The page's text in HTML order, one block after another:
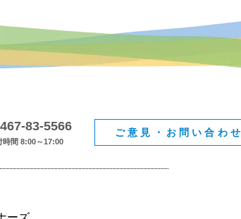
83-5566
時間 8:00～17:00
ご意見・お問い合わせ